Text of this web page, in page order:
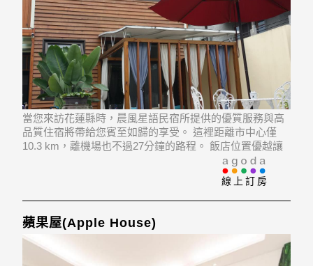
當您來訪花蓮縣時，晨風星語民宿所提供的優質服務與高
品質住宿將帶給您賓至如歸的享受。 這裡距離市中心僅
10.3 km，離機場也不過27分鐘的路程。 飯店位置優越讓
旅客前往市區內的熱門景點變得方便快捷。
線上訂房
蘋果屋(Apple House)